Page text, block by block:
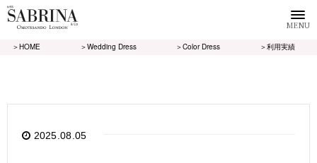
MENU
＞HOME ＞Wedding Dress ＞Color Dress ＞利用実績
2025.08.05